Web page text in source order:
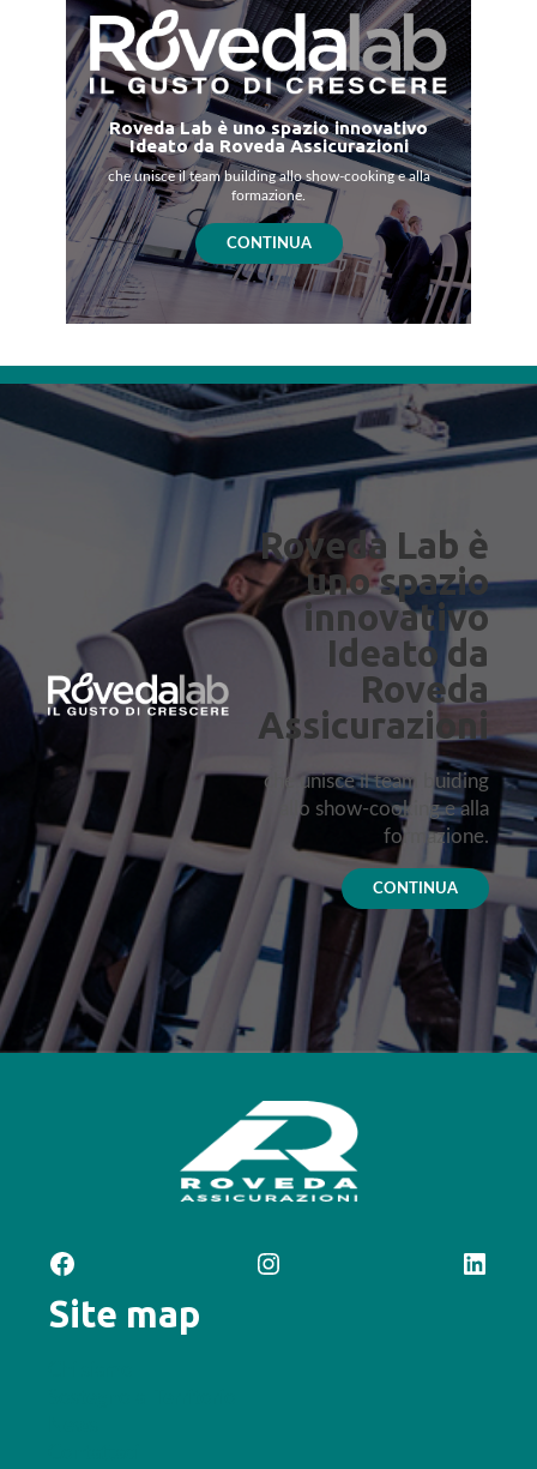
Roveda Lab è uno spazio innovativo
Ideato da Roveda Assicurazioni
che unisce il team building allo show-cooking e alla
formazione.
CONTINUA
Roveda Lab è
uno spazio
innovativo
Ideato da
Roveda
Assicurazioni
che unisce il team buiding
allo show-cooking e alla
formazione.
CONTINUA
Facebook Instagram LinkedIn
Site map